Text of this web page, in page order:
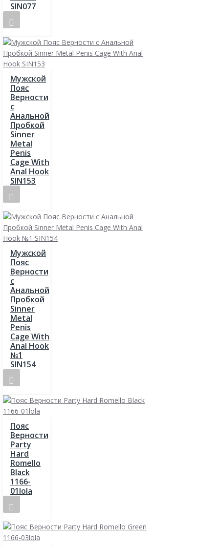
SIN077
Мужской
Пояс
Верности
с
Анальной
Пробкой
Sinner
Metal
Penis
Cage With
Anal Hook
SIN153
Мужской
Пояс
Верности
с
Анальной
Пробкой
Sinner
Metal
Penis
Cage With
Anal Hook
№1
SIN154
Пояс
Верности
Party
Hard
Romello
Black
1166-
01lola